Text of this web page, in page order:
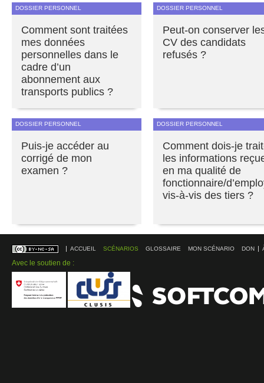
DOSSIER PERSONNEL
Comment sont traitées
mes données
personnelles dans le
cadre d’un
abonnement aux
transports publics ?
DOSSIER PERSONNEL
Peut-on conserver
CV des candidats
refusés ?
DOSSIER PERSONNEL
Puis-je accéder au
corrigé de mon
examen ?
DOSSIER PERSONNEL
Comment dois-je
les informations
en ma qualité de
fonctionnaire/
vis-à-vis des tiers ?
ACCUEIL SCÉNARIOS GLOSSAIRE MON SCÉNARIO DON
Avec le soutien de :